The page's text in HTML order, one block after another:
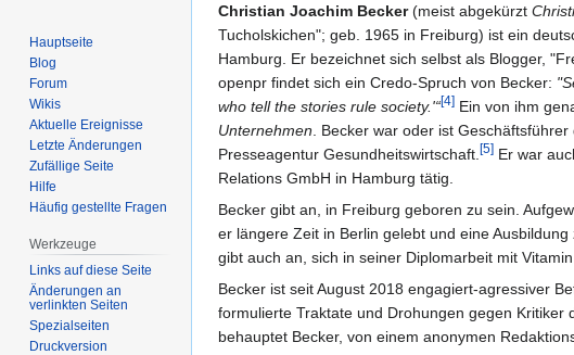
Zur
Navigation
springen
Zur
Suche
springen
Christian Joachim Becker(meist abgekürzt
Tucholskichen"; geb. 1965 in Freiburg) ist ein
Hamburg. Er bezeichnet sich selbst als Blogger,
openpr findet sich ein Credo-Spruch von Becker:
who tell the stories rule society.'“[4] Ein von ihm
Unternehmen. Becker war oder ist
Presseagentur Gesundheitswirtschaft.[5] Er war
Relations GmbH in Hamburg tätig.
Becker gibt an, in Freiburg geboren zu sein.
er längere Zeit in Berlin gelebt und eine
gibt auch an, sich in seiner Diplomarbeit mit
Becker ist seit August 2018 engagiert-agressiver
formulierte Traktate und Drohungen gegen
behauptet Becker, von einem anonymen
Hauptseite
Blog
Forum
Wikis
Aktuelle Ereignisse
Letzte Änderungen
Zufällige Seite
Hilfe
Häufig gestellte Fragen
Werkzeuge
Links auf diese Seite
Änderungen an
verlinkten Seiten
Spezialseiten
Druckversion